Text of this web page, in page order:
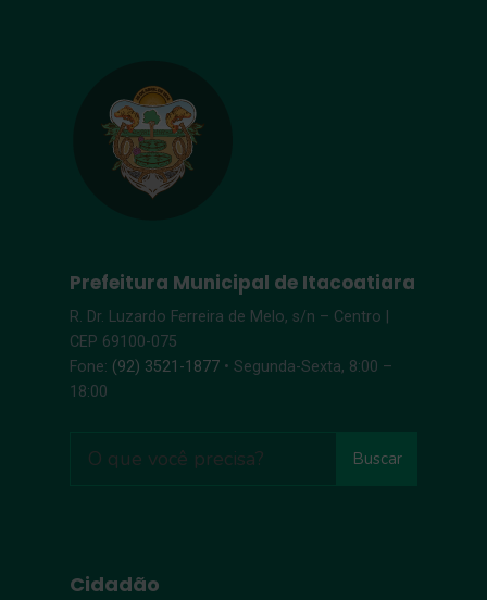
Prefeitura Municipal de Itacoatiara
R. Dr. Luzardo Ferreira de Melo, s/n – Centro |
CEP 69100-075
Fone: (92) 3521-1877 • Segunda-Sexta, 8:00 –
18:00
Buscar
Cidadão